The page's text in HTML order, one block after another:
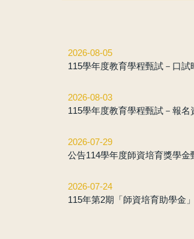
2026-08-05
115學年度教育學程甄試－口試
2026-08-03
115學年度教育學程甄試－報名
2026-07-29
公告114學年度師資培育獎學金
2026-07-24
115年第2期「師資培育助學金